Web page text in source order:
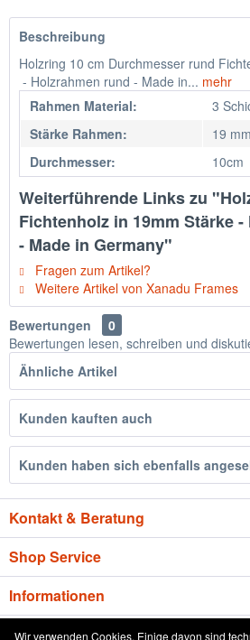
Beschreibung
Holzring 10 cm Durchmesser rund
- Holzrahmen rund - Made in... mehr
Rahmen Material:
3
Stärke Rahmen:
19 mm
Durchmesser:
10cm
Weiterführende Links zu
Fichtenholz in 19mm Stärke
- Made in Germany"
Fragen zum Artikel?
Weitere Artikel von Xanadu Frames
Bewertungen
0
Bewertungen lesen, schreiben und
Ähnliche Artikel
Kunden kauften auch
Kunden haben sich ebenfalls
Kontakt & Beratung
Shop Service
Informationen
Newsletter
Wir verwenden Cookies. Einige davon sind